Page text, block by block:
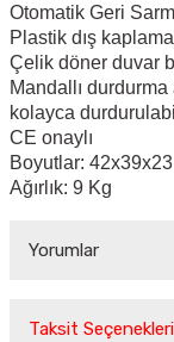
Otomatik Geri
Plastik dış kaplama
Çelik döner duvar
Mandallı durdurma
kolayca
CE onaylı
Boyutlar:
Ağırlık: 9 Kg
Yorumlar
Taksit Seçenekleri